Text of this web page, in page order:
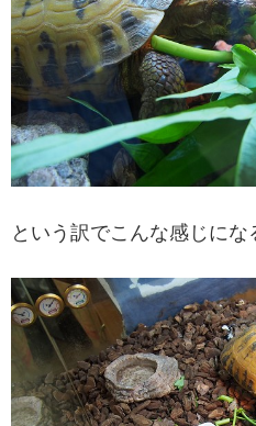
という訳でこんな感じにな